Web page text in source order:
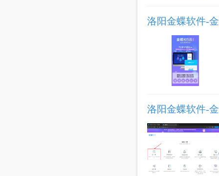
洛阳金蝶软件-
洛阳金蝶软件-